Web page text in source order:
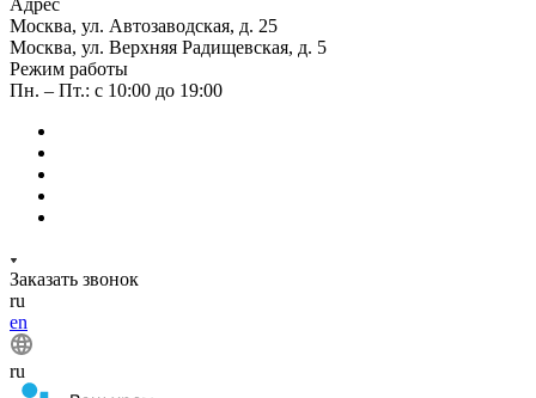
Адрес
Москва, ул. Автозаводская, д. 25
Москва, ул. Верхняя Радищевская, д. 5
Режим работы
Пн. – Пт.: с 10:00 до 19:00
Заказать звонок
ru
en
ru